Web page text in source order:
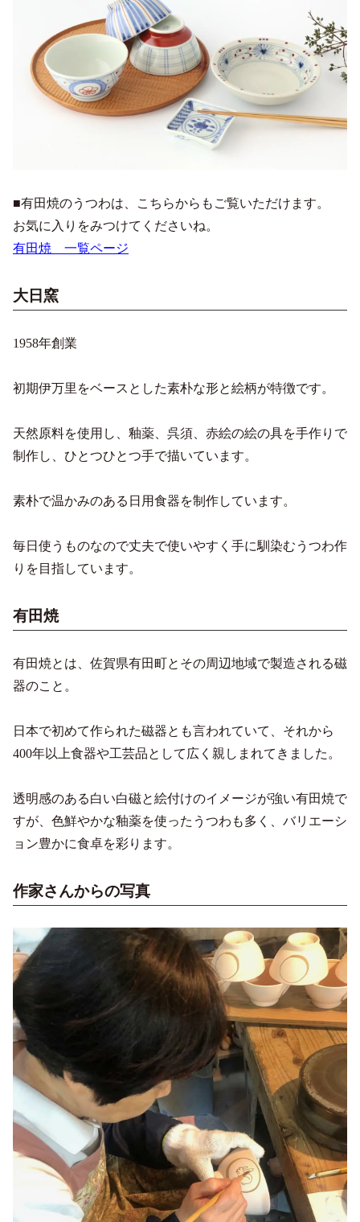
■有田焼のうつわは、こちらからもご覧いただけます。
お気に入りをみつけてくださいね。
有田焼 一覧ページ
大日窯
1958年創業
初期伊万里をベースとした素朴な形と絵柄が特徴です。
天然原料を使用し、釉薬、呉須、赤絵の絵の具を手作りで
制作し、ひとつひとつ手で描いています。
素朴で温かみのある日用食器を制作しています。
毎日使うものなので丈夫で使いやすく手に馴染むうつわ作
りを目指しています。
有田焼
有田焼とは、佐賀県有田町とその周辺地域で製造される磁
器のこと。
日本で初めて作られた磁器とも言われていて、それから
400年以上食器や工芸品として広く親しまれてきました。
透明感のある白い白磁と絵付けのイメージが強い有田焼で
すが、色鮮やかな釉薬を使ったうつわも多く、バリエーシ
ョン豊かに食卓を彩ります。
作家さんからの写真